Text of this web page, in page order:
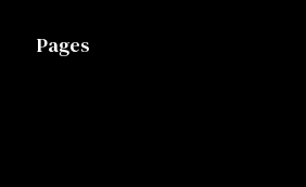
Pages